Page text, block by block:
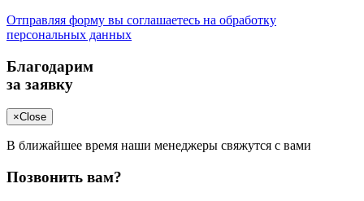
Отправляя форму вы соглашаетесь на обработку
персональных данных
Благодарим
за заявку
×Close
В ближайшее время наши менеджеры свяжутся с вами
Позвонить вам?